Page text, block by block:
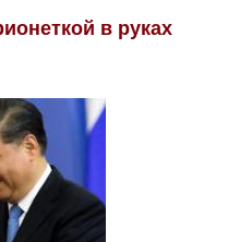
в руках